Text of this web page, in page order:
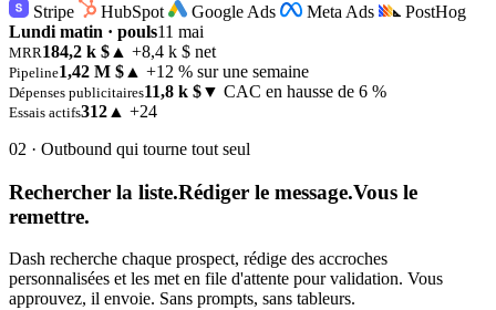
Stripe HubSpot Google Ads Meta Ads
PostHog
Lundi matin · pouls11 mai
MRR184,2 k $ ▲ +8,4 k $ net
Pipeline1,42 M $ ▲ +12 % sur une semaine
Dépenses publicitaires11,8 k $▼ CAC en hausse de 6 %
Essais actifs312 ▲ +24
02 · Outbound qui tourne tout seul
Rechercher la liste.Rédiger le message.Vous le
remettre.
Dash recherche chaque prospect, rédige des accroches
personnalisées et les met en file d'attente pour validation. Vous
approuvez, il envoie. Sans prompts, sans tableurs.